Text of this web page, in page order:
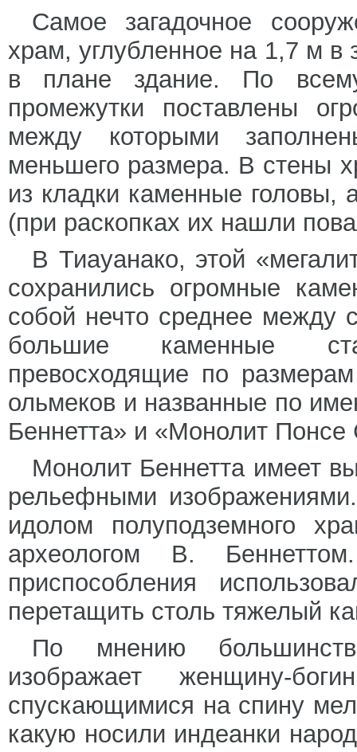
Самое загадочное
храм, углубленное на 1,7 м в
в плане здание. По
промежутки поставлены
между которыми
меньшего размера. В стены
из кладки каменные головы,
(при раскопках их нашли
В Тиауанако, этой
сохранились огромные
собой нечто среднее между
большие каменные
превосходящие по
ольмеков и названные по
Беннетта» и «Монолит Понсе
Монолит Беннетта имеет
рельефными
идолом полуподземного
археологом В.
приспособления
перетащить столь тяжелый
По мнению
изображает женщину-
спускающимися на спину
какую носили индеанки